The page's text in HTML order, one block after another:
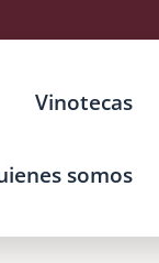
Vinotecas
somos